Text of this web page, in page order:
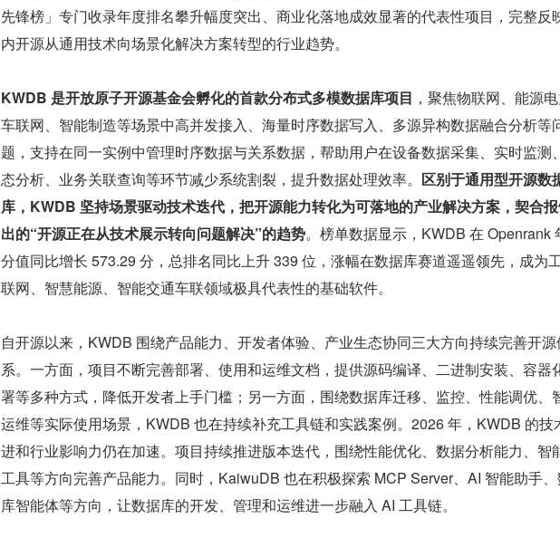
先锋榜」专门收录年度排名攀升幅度突出、商业化落地成效显著的代表性项目，完整反
内开源从通用技术向场景化解决方案转型的行业趋势。
KWDB 是开放原子开源基金会孵化的首款分布式多模数据库项目 ，聚焦物联网、能源电
车联网、智能制造等场景中高并发接入、海量时序数据写入、多源异构数据融合分析等
题，支持在同一实例中管理时序数据与关系数据，帮助用户在设备数据采集、实时监测
态分析、业务关联查询等环节减少系统割裂，提升数据处理效率。 区别于通用型开源数
库，KWDB 坚持场景驱动技术迭代，把开源能力转化为可落地的产业解决方案，契合
出的“开源正在从技术展示转向问题解决”的趋势。榜单数据显示，KWDB 在 Openrank
分值同比增长 573.29 分，总排名同比上升 339 位，涨幅在数据库赛道遥遥领先，成为
联网、智慧能源、智能交通车联领域极具代表性的基础软件。
自开源以来，KWDB 围绕产品能力、开发者体验、产业生态协同三大方向持续完善开
系。一方面，项目不断完善部署、使用和运维文档，提供源码编译、二进制安装、容器
署等多种方式，降低开发者上手门槛；另一方面，围绕数据库迁移、监控、性能调优、
运维等实际使用场景，KWDB 也在持续补充工具链和实践案例。2026 年，KWDB 的技
进和行业影响力仍在加速。项目持续推进版本迭代，围绕性能优化、数据分析能力、智
工具等方向完善产品能力。同时，KaiwuDB 也在积极探索 MCP Server、AI 智能助手
库智能体等方向，让数据库的开发、管理和运维进一步融入 AI 工具链。